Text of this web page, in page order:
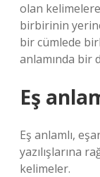
olan
birbirinin
bir cümlede
anlamında bir
Eş
Eş anlamlı,
yazılışlarına
kelimeler.